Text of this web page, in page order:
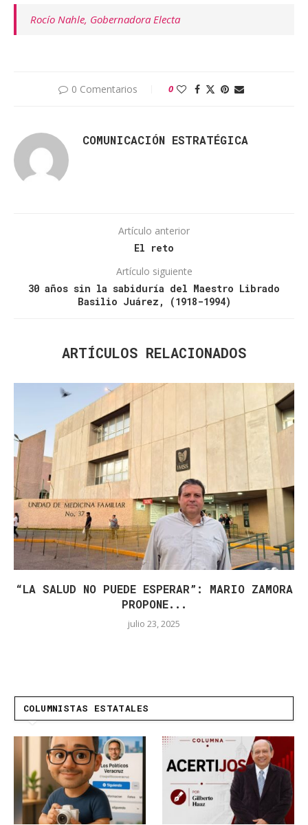
Rocío Nahle, Gobernadora Electa
0 Comentarios 0
COMUNICACIÓN ESTRATÉGICA
Artículo anterior
El reto
Artículo siguiente
30 años sin la sabiduría del Maestro Librado
Basilio Juárez, (1918-1994)
ARTÍCULOS RELACIONADOS
“LA SALUD NO PUEDE ESPERAR”: MARIO ZAMORA
PROPONE...
julio 23, 2025
COLUMNISTAS ESTATALES